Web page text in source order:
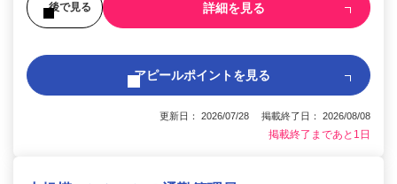
後で見る 詳細を見る
アピールポイントを見る
更新日： 2026/07/28 掲載終了日： 2026/08/08
掲載終了まであと1日